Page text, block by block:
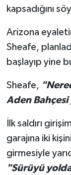
kapsadığını
Arizona
Sheafe,
başlayıp yine
Sheafe,
Aden
İlk saldırı
garajına iki
girmesiyle
"Sürüyü